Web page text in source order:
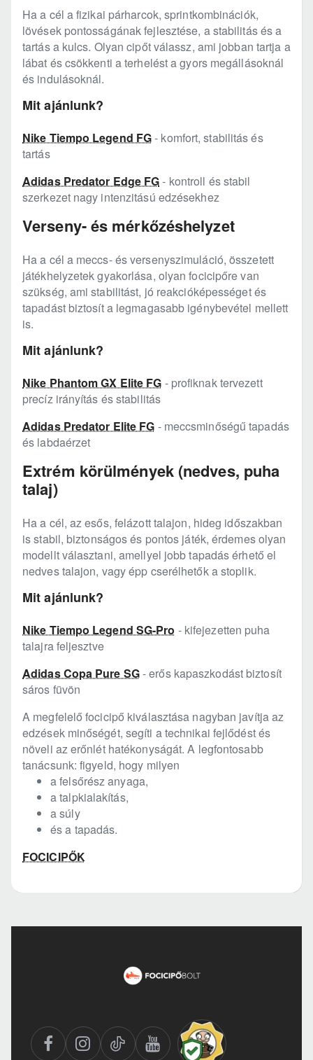
Ha a cél a fizikai párharcok, sprintkombinációk,
lövések pontosságának fejlesztése, a stabilitás és a
tartás a kulcs. Olyan cipőt válassz, ami jobban tartja a
lábat és csökkenti a terhelést a gyors megállásoknál
és indulásoknál.
Mit ajánlunk?
Nike Tiempo Legend FG- komfort, stabilitás és
tartás
Adidas Predator Edge FG- kontroll és stabil
szerkezet nagy intenzitású edzésekhez
Verseny- és mérkőzéshelyzet
Ha a cél a meccs- és versenyszimuláció, összetett
játékhelyzetek gyakorlása, olyan focicipőre van
szükség, ami stabilitást, jó reakcióképességet és
tapadást biztosít a legmagasabb igénybevétel mellett
is.
Mit ajánlunk?
Nike Phantom GX Elite FG - profiknak tervezett
precíz irányítás és stabilitás
Adidas Predator Elite FG - meccsminőségű tapadás
és labdaérzet
Extrém körülmények (nedves, puha
talaj)
Ha a cél, az esős, felázott talajon, hideg időszakban
is stabil, biztonságos és pontos játék, érdemes olyan
modellt választani, amellyel jobb tapadás érhető el
nedves talajon, vagy épp cserélhetők a stoplik.
Mit ajánlunk?
Nike Tiempo Legend SG-Pro - kifejezetten puha
talajra feljesztve
Adidas Copa Pure SG- erős kapaszkodást biztosít
sáros füvön
A megfelelő focicipő kiválasztása nagyban javítja az
edzések minőségét, segíti a technikai fejlődést és
növeli az erőnlét hatékonyságát. A legfontosabb
tanácsunk: figyeld, hogy milyen
a felsőrész anyaga,
a talpkialakítás,
a súly
és a tapadás.
FOCICIPŐK